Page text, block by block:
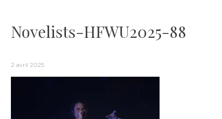
Novelists-HFWU2025-88
2 avril 2025